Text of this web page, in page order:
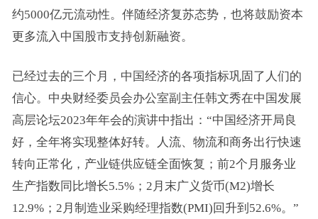
约5000亿元流动性。伴随经济复苏态势，也将鼓励资本
更多流入中国股市支持创新融资。
已经过去的三个月，中国经济的各项指标巩固了人们的
信心。中央财经委员会办公室副主任韩文秀在中国发展
高层论坛2023年年会的演讲中指出：“中国经济开局良
好，全年将实现整体好转。人流、物流和商务出行快速
转向正常化，产业链供应链全面恢复；前2个月服务业
生产指数同比增长5.5%；2月末广义货币(M2)增长
12.9%；2月制造业采购经理指数(PMI)回升到52.6%。”